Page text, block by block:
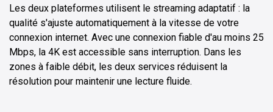
Les deux plateformes utilisent le streaming adaptatif : la
qualité s'ajuste automatiquement à la vitesse de votre
connexion internet. Avec une connexion fiable d'au moins 25
Mbps, la 4K est accessible sans interruption. Dans les
zones à faible débit, les deux services réduisent la
résolution pour maintenir une lecture fluide.